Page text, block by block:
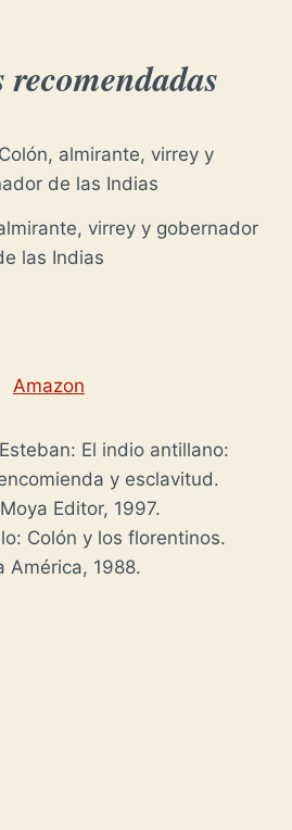
virrey y gobernador
las Indias
Amazon
El indio antillano:
y esclavitud.
Editor, 1997.
Colón y los florentinos.
América, 1988.